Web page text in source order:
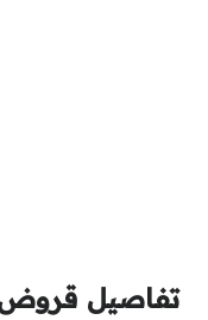
تفاصيل قروض